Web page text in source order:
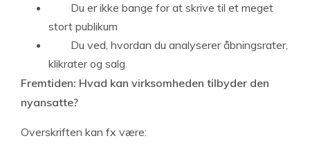
Du er ikke bange for at skrive til et meget
stort publikum
Du ved, hvordan du analyserer åbningsrater,
klikrater og salg.
Fremtiden: Hvad kan virksomheden tilbyder den
nyansatte?
Overskriften kan fx være: